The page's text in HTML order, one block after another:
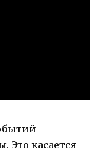
Это касается